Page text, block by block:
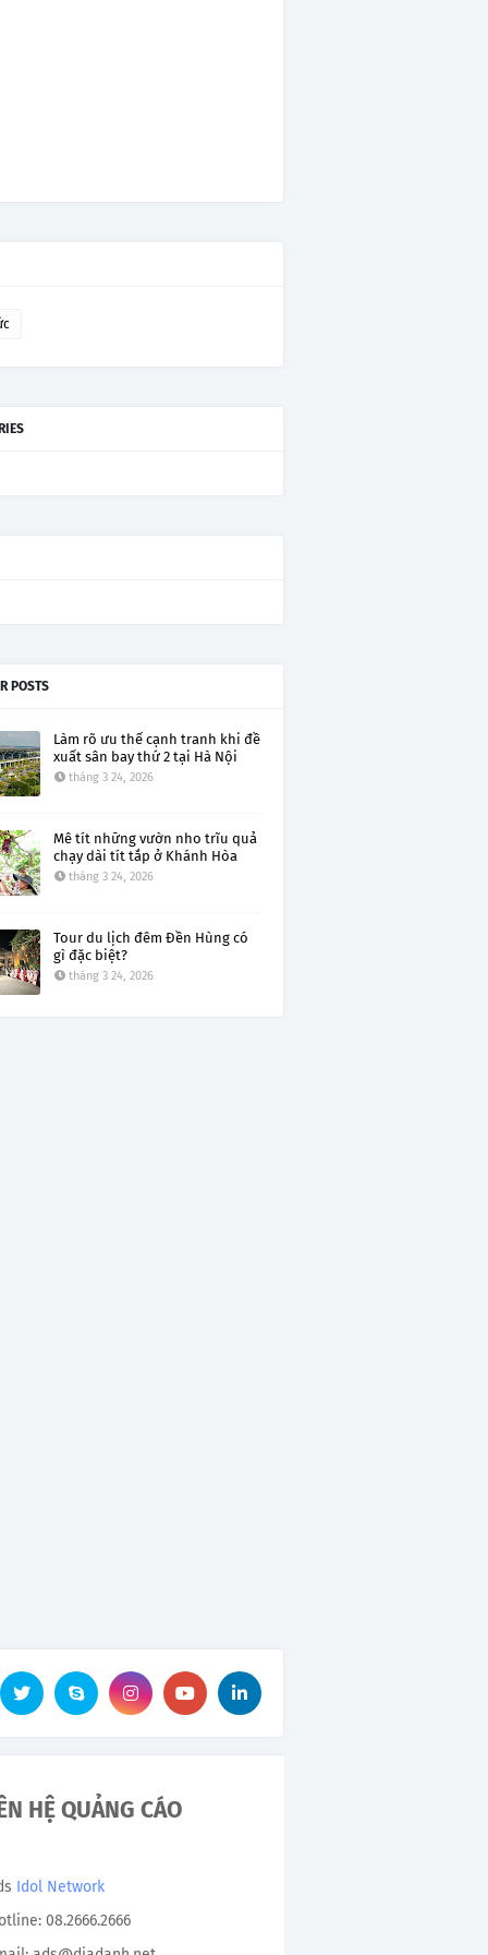
POSTS
Làm rõ ưu thế cạnh tranh khi đề
xuất sân bay thứ 2 tại Hà Nội
tháng 3 24, 2026
Mê tít những vườn nho trĩu quả
chạy dài tít tắp ở Khánh Hòa
tháng 3 24, 2026
Tour du lịch đêm Đền Hùng có
gì đặc biệt?
tháng 3 24, 2026
HỆ QUẢNG CÁO
Idol Network
08.2666.2666